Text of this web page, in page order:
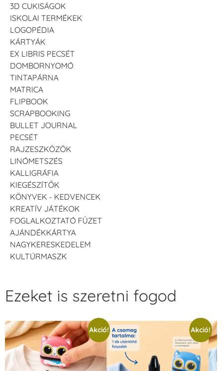
3D CUKISÁGOK
ISKOLAI TERMÉKEK
LOGOPÉDIA
KÁRTYÁK
EX LIBRIS PECSÉT
DOMBORNYOMÓ
TINTAPÁRNA
MATRICA
FLIPBOOK
SCRAPBOOKING
BULLET JOURNAL
PECSÉT
RAJZESZKÖZÖK
LINÓMETSZÉS
KALLIGRÁFIA
KIEGÉSZÍTŐK
KÖNYVEK - KEDVENCEK
KREATÍV JÁTÉKOK
FOGLALKOZTATÓ FÜZET
AJÁNDÉKKÁRTYA
NAGYKERESKEDELEM
KULTÚRMASZK
Ezeket is szeretni fogod
Akció! Akció!